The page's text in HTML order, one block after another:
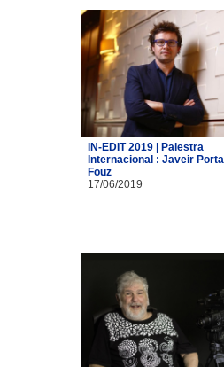
IN-EDIT 2019 | Palestra
Internacional : Javeir Porta
Fouz
17/06/2019